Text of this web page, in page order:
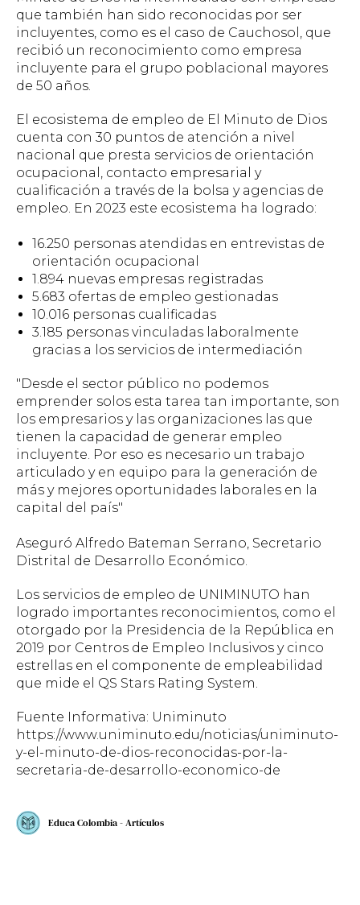
que también han sido reconocidas por ser
incluyentes, como es el caso de Cauchosol, que
recibió un reconocimiento como empresa
incluyente para el grupo poblacional mayores
de 50 años.
El ecosistema de empleo de El Minuto de Dios
cuenta con 30 puntos de atención a nivel
nacional que presta servicios de orientación
ocupacional, contacto empresarial y
cualificación a través de la bolsa y agencias de
empleo. En 2023 este ecosistema ha logrado:
16.250 personas atendidas en entrevistas de
orientación ocupacional
1.894 nuevas empresas registradas
5.683 ofertas de empleo gestionadas
10.016 personas cualificadas
3.185 personas vinculadas laboralmente
gracias a los servicios de intermediación
"Desde el sector público no podemos
emprender solos esta tarea tan importante, son
los empresarios y las organizaciones las que
tienen la capacidad de generar empleo
incluyente. Por eso es necesario un trabajo
articulado y en equipo para la generación de
más y mejores oportunidades laborales en la
capital del país"
Aseguró Alfredo Bateman Serrano, Secretario
Distrital de Desarrollo Económico.
Los servicios de empleo de UNIMINUTO han
logrado importantes reconocimientos, como el
otorgado por la Presidencia de la República en
2019 por Centros de Empleo Inclusivos y cinco
estrellas en el componente de empleabilidad
que mide el QS Stars Rating System.
Fuente Informativa: Uniminuto
https://www.uniminuto.edu/noticias/uniminuto-
y-el-minuto-de-dios-reconocidas-por-la-
secretaria-de-desarrollo-economico-de
Educa Colombia - Artículos